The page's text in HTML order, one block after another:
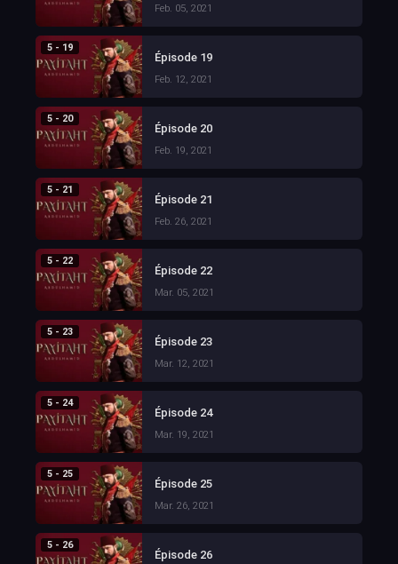
Feb. 05, 2021
5 - 19
Épisode 19
Feb. 12, 2021
5 - 20
Épisode 20
Feb. 19, 2021
5 - 21
Épisode 21
Feb. 26, 2021
5 - 22
Épisode 22
Mar. 05, 2021
5 - 23
Épisode 23
Mar. 12, 2021
5 - 24
Épisode 24
Mar. 19, 2021
5 - 25
Épisode 25
Mar. 26, 2021
5 - 26
Épisode 26